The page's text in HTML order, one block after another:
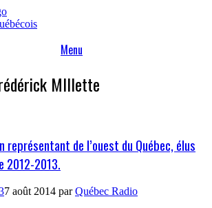
Menu
MIllette
représentant de l’ouest du Québec, élus
2012-2013.
7 août 2014 parQuébec Radio